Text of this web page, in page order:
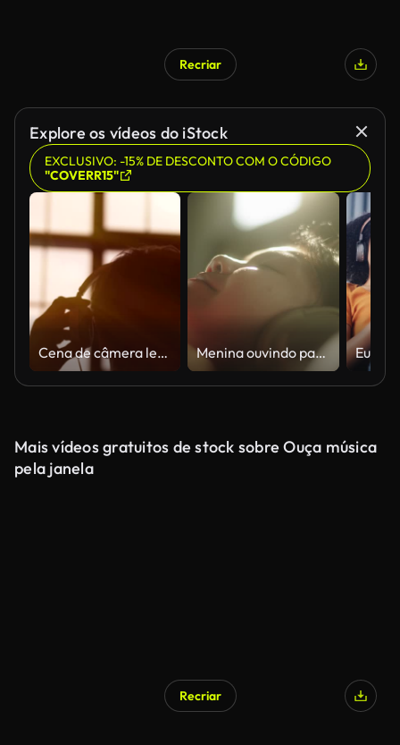
Recriar
Explore os vídeos do iStock
EXCLUSIVO: -15% DE DESCONTO COM O CÓDIGO
"COVERR15"
Cena de câmera lenta de uma jovem atraente homem usando fones de ouvido em uma janela. Ouvindo música. Pôr do sol na cidade. Belo sol laranja Flares. Menina ouvindo para relaxar o som.
Mais vídeos gratuitos de stock sobre Ouça música
pela janela
Recriar